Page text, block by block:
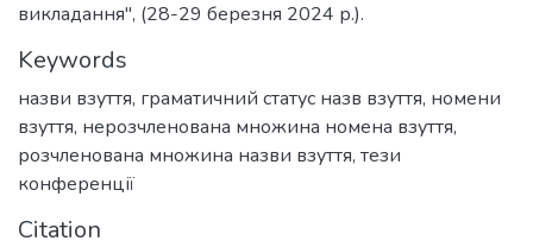
викладання", (28-29 березня 2024 р.).
Keywords
назви взуття, граматичний статус назв взуття, номени
взуття, нерозчленована множина номена взуття,
розчленована множина назви взуття, тези
конференції
Citation